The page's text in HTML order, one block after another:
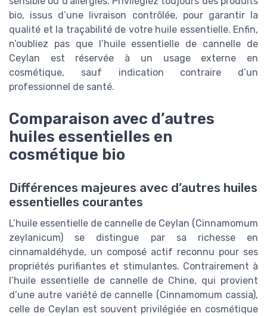
bio, issus d’une livraison contrôlée, pour garantir la
qualité et la traçabilité de votre huile essentielle. Enfin,
n’oubliez pas que l’huile essentielle de cannelle de
Ceylan est réservée à un usage externe en
cosmétique, sauf indication contraire d’un
professionnel de santé.
Comparaison avec d’autres
huiles essentielles en
cosmétique bio
Différences majeures avec d’autres huiles
essentielles courantes
L’huile essentielle de cannelle de Ceylan (Cinnamomum
zeylanicum) se distingue par sa richesse en
cinnamaldéhyde, un composé actif reconnu pour ses
propriétés purifiantes et stimulantes. Contrairement à
l’huile essentielle de cannelle de Chine, qui provient
d’une autre variété de cannelle (Cinnamomum cassia),
celle de Ceylan est souvent privilégiée en cosmétique